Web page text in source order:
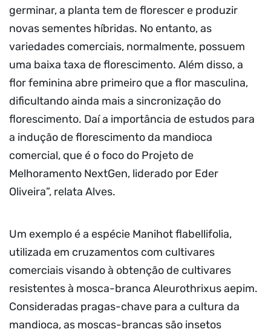
germinar, a planta tem de florescer e produzir
novas sementes híbridas. No entanto, as
variedades comerciais, normalmente, possuem
uma baixa taxa de florescimento. Além disso, a
flor feminina abre primeiro que a flor masculina,
dificultando ainda mais a sincronização do
florescimento. Daí a importância de estudos para
a indução de florescimento da mandioca
comercial, que é o foco do Projeto de
Melhoramento NextGen, liderado por Eder
Oliveira”, relata Alves.
Um exemplo é a espécie Manihot flabellifolia,
utilizada em cruzamentos com cultivares
comerciais visando à obtenção de cultivares
resistentes à mosca-branca Aleurothrixus aepim.
Consideradas pragas-chave para a cultura da
mandioca, as moscas-brancas são insetos